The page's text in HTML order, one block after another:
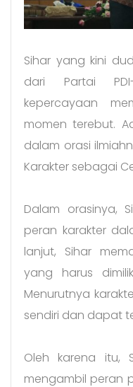
Sihar yang kini
dari Partai
kepercayaan
momen terebut.
dalam orasi
Karakter sebagai
Dalam orasinya,
peran karakter
lanjut, Sihar
yang harus
Menurutnya
sendiri dan dapat
Oleh karena itu,
mengambil peran